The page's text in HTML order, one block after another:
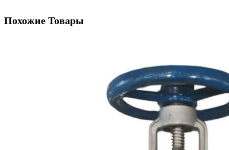
Похожие Товары